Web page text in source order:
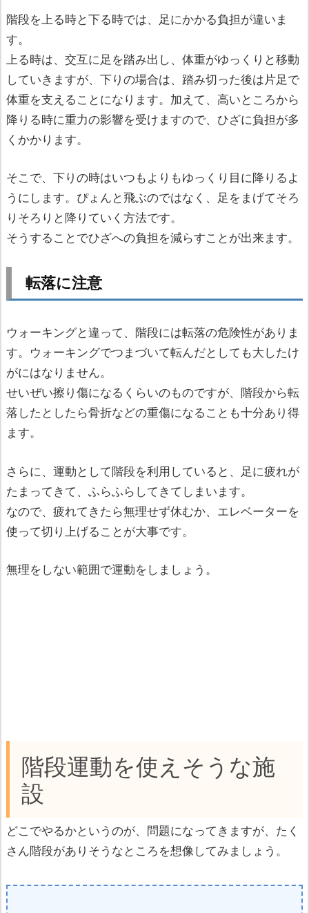
階段を上る時と下る時では、足にかかる負担が違いま
す。
上る時は、交互に足を踏み出し、体重がゆっくりと移動
していきますが、下りの場合は、踏み切った後は片足で
体重を支えることになります。加えて、高いところから
降りる時に重力の影響を受けますので、ひざに負担が多
くかかります。
そこで、下りの時はいつもよりもゆっくり目に降りるよ
うにします。ぴょんと飛ぶのではなく、足をまげてそろ
りそろりと降りていく方法です。
そうすることでひざへの負担を減らすことが出来ます。
転落に注意
ウォーキングと違って、階段には転落の危険性がありま
す。ウォーキングでつまづいて転んだとしても大したけ
がにはなりません。
せいぜい擦り傷になるくらいのものですが、階段から転
落したとしたら骨折などの重傷になることも十分あり得
ます。
さらに、運動として階段を利用していると、足に疲れが
たまってきて、ふらふらしてきてしまいます。
なので、疲れてきたら無理せず休むか、エレベーターを
使って切り上げることが大事です。
無理をしない範囲で運動をしましょう。
階段運動を使えそうな施
設
どこでやるかというのが、問題になってきますが、たく
さん階段がありそうなところを想像してみましょう。